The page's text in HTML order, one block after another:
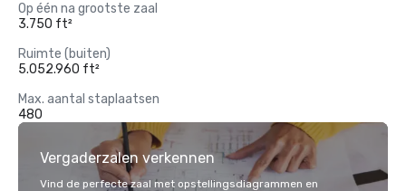
Op één na grootste zaal
3.750 ft²
Ruimte (buiten)
5.052.960 ft²
Max. aantal staplaatsen
480
Vergaderzalen verkennen
Vind de perfecte zaal met opstellingsdiagrammen en